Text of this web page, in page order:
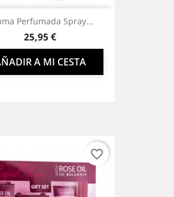
Perfumada Spray...
Precio
25,95 €
A MI CESTA
favorite_border